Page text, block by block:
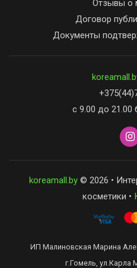
Отзывы о
Договор
Документы
с 9.00 до
koreamall.by© 2026 •
косметики •
ИП Малиновская Марина
г.Гомель, ул.Карла